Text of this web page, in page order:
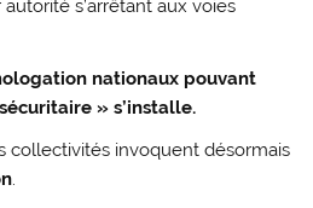
s’arrêtant aux voies
nationaux pouvant
» s’installe.
collectivités invoquent désormais
.